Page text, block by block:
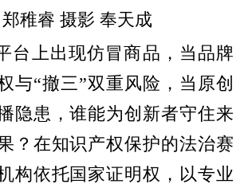
稚睿 摄影 奉天成
台上出现仿冒商品，当品牌
与“撤三”双重风险，当原创
隐患，谁能为创新者守住来
？在知识产权保护的法治赛
构依托国家证明权，以专业